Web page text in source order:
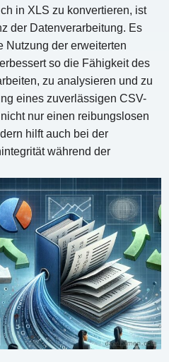
in XLS zu konvertieren, ist
der Datenverarbeitung. Es
Nutzung der erweiterten
so die Fähigkeit des
zu analysieren und zu
eines zuverlässigen CSV-
nur einen reibungslosen
hilft auch bei der
während der